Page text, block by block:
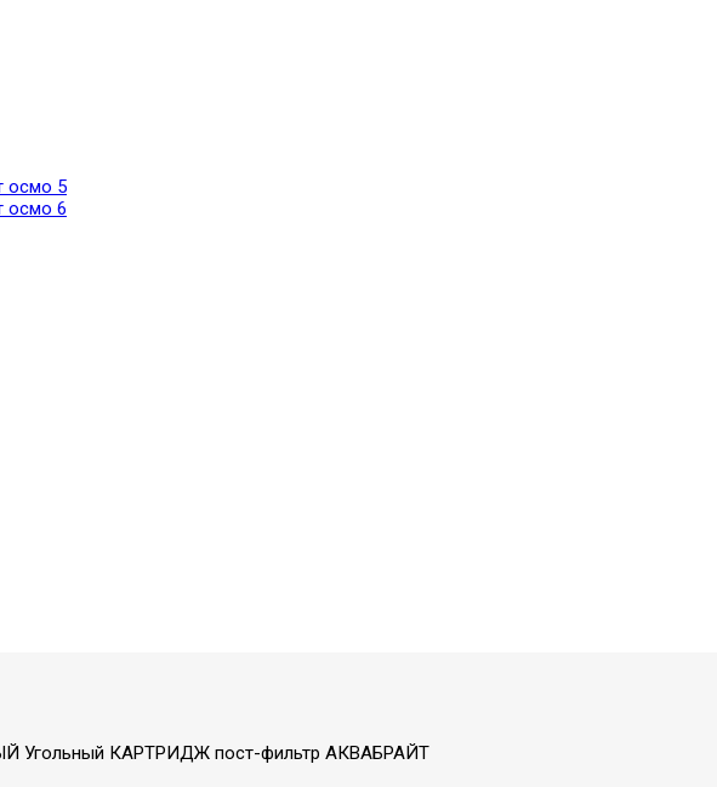
осмо 5
осмо 6
Угольный КАРТРИДЖ пост-фильтр АКВАБРАЙТ